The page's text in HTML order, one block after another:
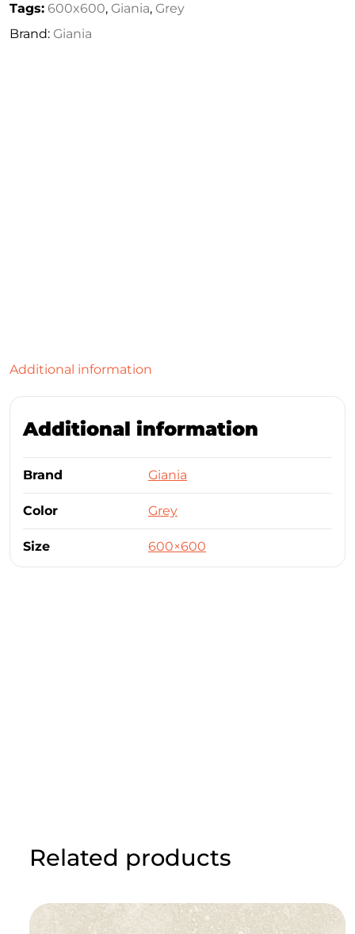
Tags: 600x600, Giania, Grey
Brand: Giania
Additional information
Additional information
Brand Giania
Color Grey
Size 600×600
Related products